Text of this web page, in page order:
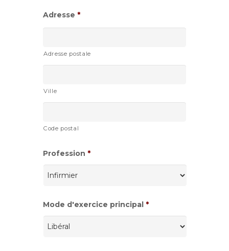
Adresse *
Adresse postale
Ville
Code postal
Profession *
Mode d'exercice principal *